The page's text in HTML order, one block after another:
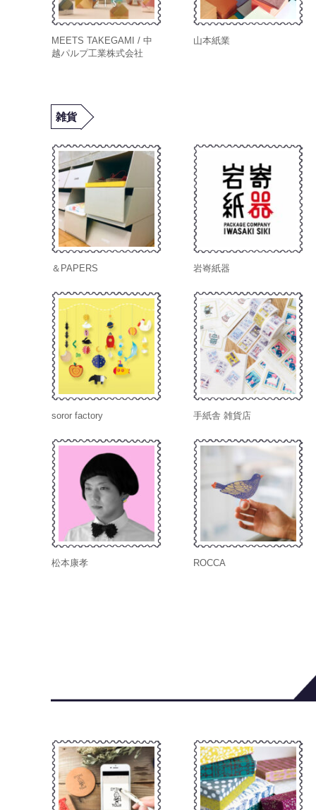
MEETS TAKEGAMI / 中
越パルプ工業株式会社
山本紙業
雑貨
＆PAPERS 岩㟢紙器
soror factory 手紙舎 雑貨店
松本康孝 ROCCA